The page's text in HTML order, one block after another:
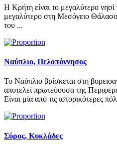
Η Κρήτη είναι το μεγαλύτερο
μεγαλύτερο στη Μεσόγειο
του ...
Ναύπλιο, Πελοπόννησος
Το Ναύπλιο βρίσκεται στη
αποτελεί πρωτεύουσα της
Είναι μία από τις ιστορικότερες
Σύρος, Κυκλάδες